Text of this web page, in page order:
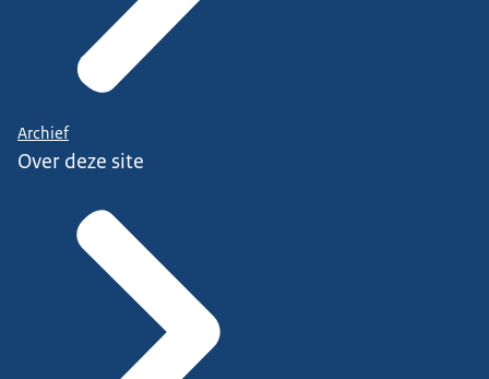
Archief
Over deze site